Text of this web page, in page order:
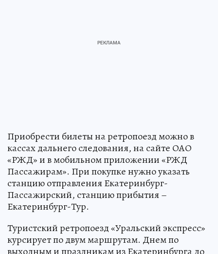
Приобрести билеты на ретропоезд можно в
кассах дальнего следования, на сайте ОАО
«РЖД» и в мобильном приложении «РЖД
Пассажирам». При покупке нужно указать
станцию отправления Екатеринбург-
Пассажирский, станцию прибытия –
Екатеринбург-Тур.
Туристский ретропоезд «Уральский экспресс»
курсирует по двум маршрутам. Днем по